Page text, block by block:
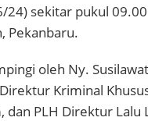
24) sekitar pukul
Pekanbaru.
oleh Ny.
Kriminal
dan PLH Direktur Lalu